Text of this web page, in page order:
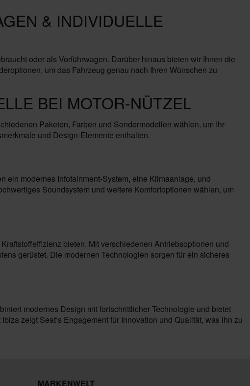
& INDIVIDUELLE
oder als Vorführwagen. Darüber hinaus bieten wir Ihnen die
um das Fahrzeug genau nach Ihren Wünschen zu
BEI MOTOR-NÜTZEL
Paketen, Farben und Sondermodellen wählen, um Ihr
und Design-Elemente enthalten.
ein modernes Infotainment-System, eine Klimaanlage, und
Soundsystem und weitere Komfortoptionen wählen, um
bieten. Mit verschiedenen Antriebsoptionen und
gerüstet. Die modernen Technologien sorgen für ein sicheres
modernes Design mit fortschrittlicher Technologie und bietet
zeigt Seat‘s Engagement für Innovation und Qualität, was ihn zu
MARKENWELT